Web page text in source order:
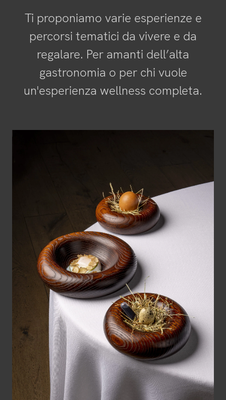
Palestra e Spa
Ristorante
Esperienze
Ti proponiamo varie esperienze e
percorsi tematici da vivere e da
regalare. Per amanti dell’alta
gastronomia o per chi vuole
un'esperienza wellness completa.